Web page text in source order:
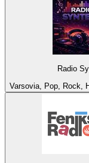
Radio
Varsovia, Pop, Rock,